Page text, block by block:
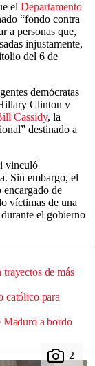
el Departamento
“fondo contra
a personas que,
injustamente,
del 6 de
demócratas
Clinton y
Cassidy, la
destinado a
vinculó
Sin embargo, el
encargado de
víctimas de una
el gobierno
de más
católico para
Maduro a bordo